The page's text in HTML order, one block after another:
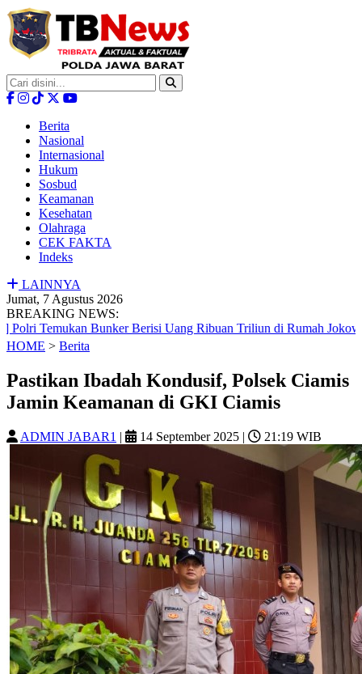
Berita
Nasional
Internasional
Hukum
Sosbud
Keamanan
Kesehatan
Olahraga
CEK FAKTA
Indeks
LAINNYA
Jumat, 7 Agustus 2026
BREAKING NEWS:
Bunker Berisi Uang Ribuan Triliun di Rumah Jokowi |
HOME > Berita
Pastikan Ibadah Kondusif, Polsek Ciamis
Jamin Keamanan di GKI Ciamis
ADMIN JABAR1 | 14 September 2025 | 21:19 WIB